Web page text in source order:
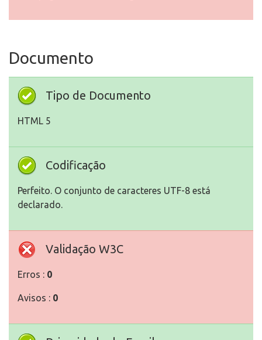
Documento
Tipo de Documento
HTML 5
Codificação
Perfeito. O conjunto de caracteres UTF-8 está
declarado.
Validação W3C
Erros : 0
Avisos : 0